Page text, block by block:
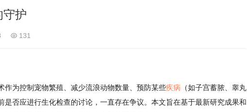
守护
131
作为控制宠物繁殖、减少流浪动物数量、预防某些疾病 （如子宫蓄脓、睾丸
否应进行生化检查的讨论，一直存在争议。本文旨在基于最新研究成果和